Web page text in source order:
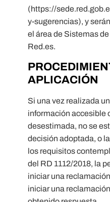
(https://
y-sugerencias), y
el área de Sistemas
Red.es.
APLICACIÓN
Si una vez realizada
información accesible
desestimada, no se
decisión adoptada, o
los requisitos
del RD 1112/2018, la
iniciar una
iniciar una